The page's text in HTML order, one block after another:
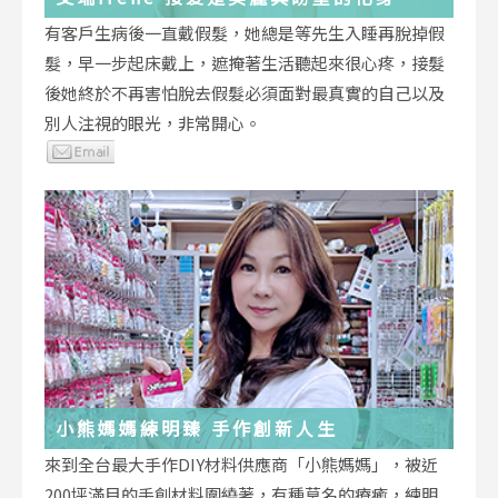
有客戶生病後一直戴假髮，她總是等先生入睡再脫掉假
髮，早一步起床戴上，遮掩著生活聽起來很心疼，接髮
後她終於不再害怕脫去假髮必須面對最真實的自己以及
別人注視的眼光，非常開心。
小熊媽媽練明臻 手作創新人生
來到全台最大手作DIY材料供應商「小熊媽媽」，被近